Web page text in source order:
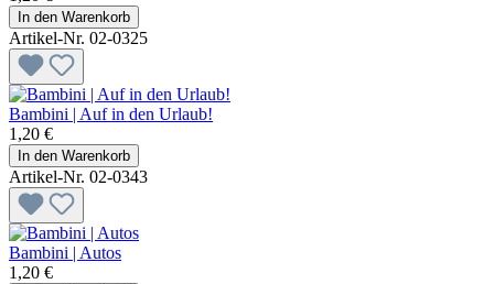
In den Warenkorb
Artikel-Nr. 02-0325
Bambini | Auf in den Urlaub!
1,20 €
In den Warenkorb
Artikel-Nr. 02-0343
Bambini | Autos
1,20 €